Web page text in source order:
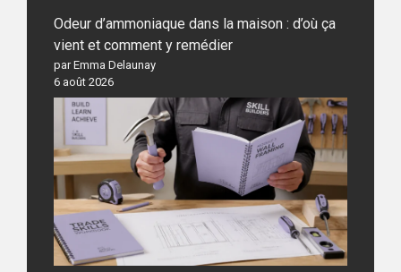
Odeur d’ammoniaque dans la maison : d’où ça
vient et comment y remédier
par Emma Delaunay
6 août 2026